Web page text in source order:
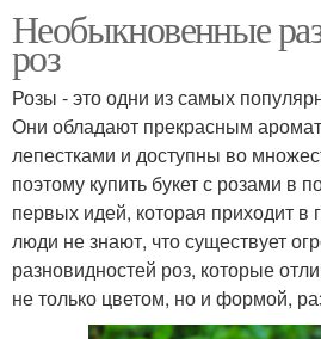
Необыкновенные
роз
Розы - это одни из самых
Они обладают прекрасным
лепестками и доступны во
поэтому купить букет с розами в
первых идей, которая приходит в
люди не знают, что существует
разновидностей роз, которые
не только цветом, но и формой,